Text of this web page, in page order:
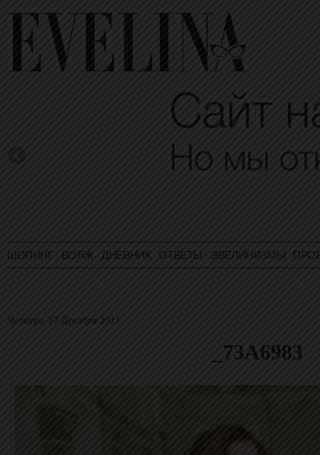
ШОПИНГ ВОЯЖ ДНЕВНИК ОТВЕТЫ ЭВЕЛИНИЗМЫ
Четверг, 17 Декабря 2015
_73A6983